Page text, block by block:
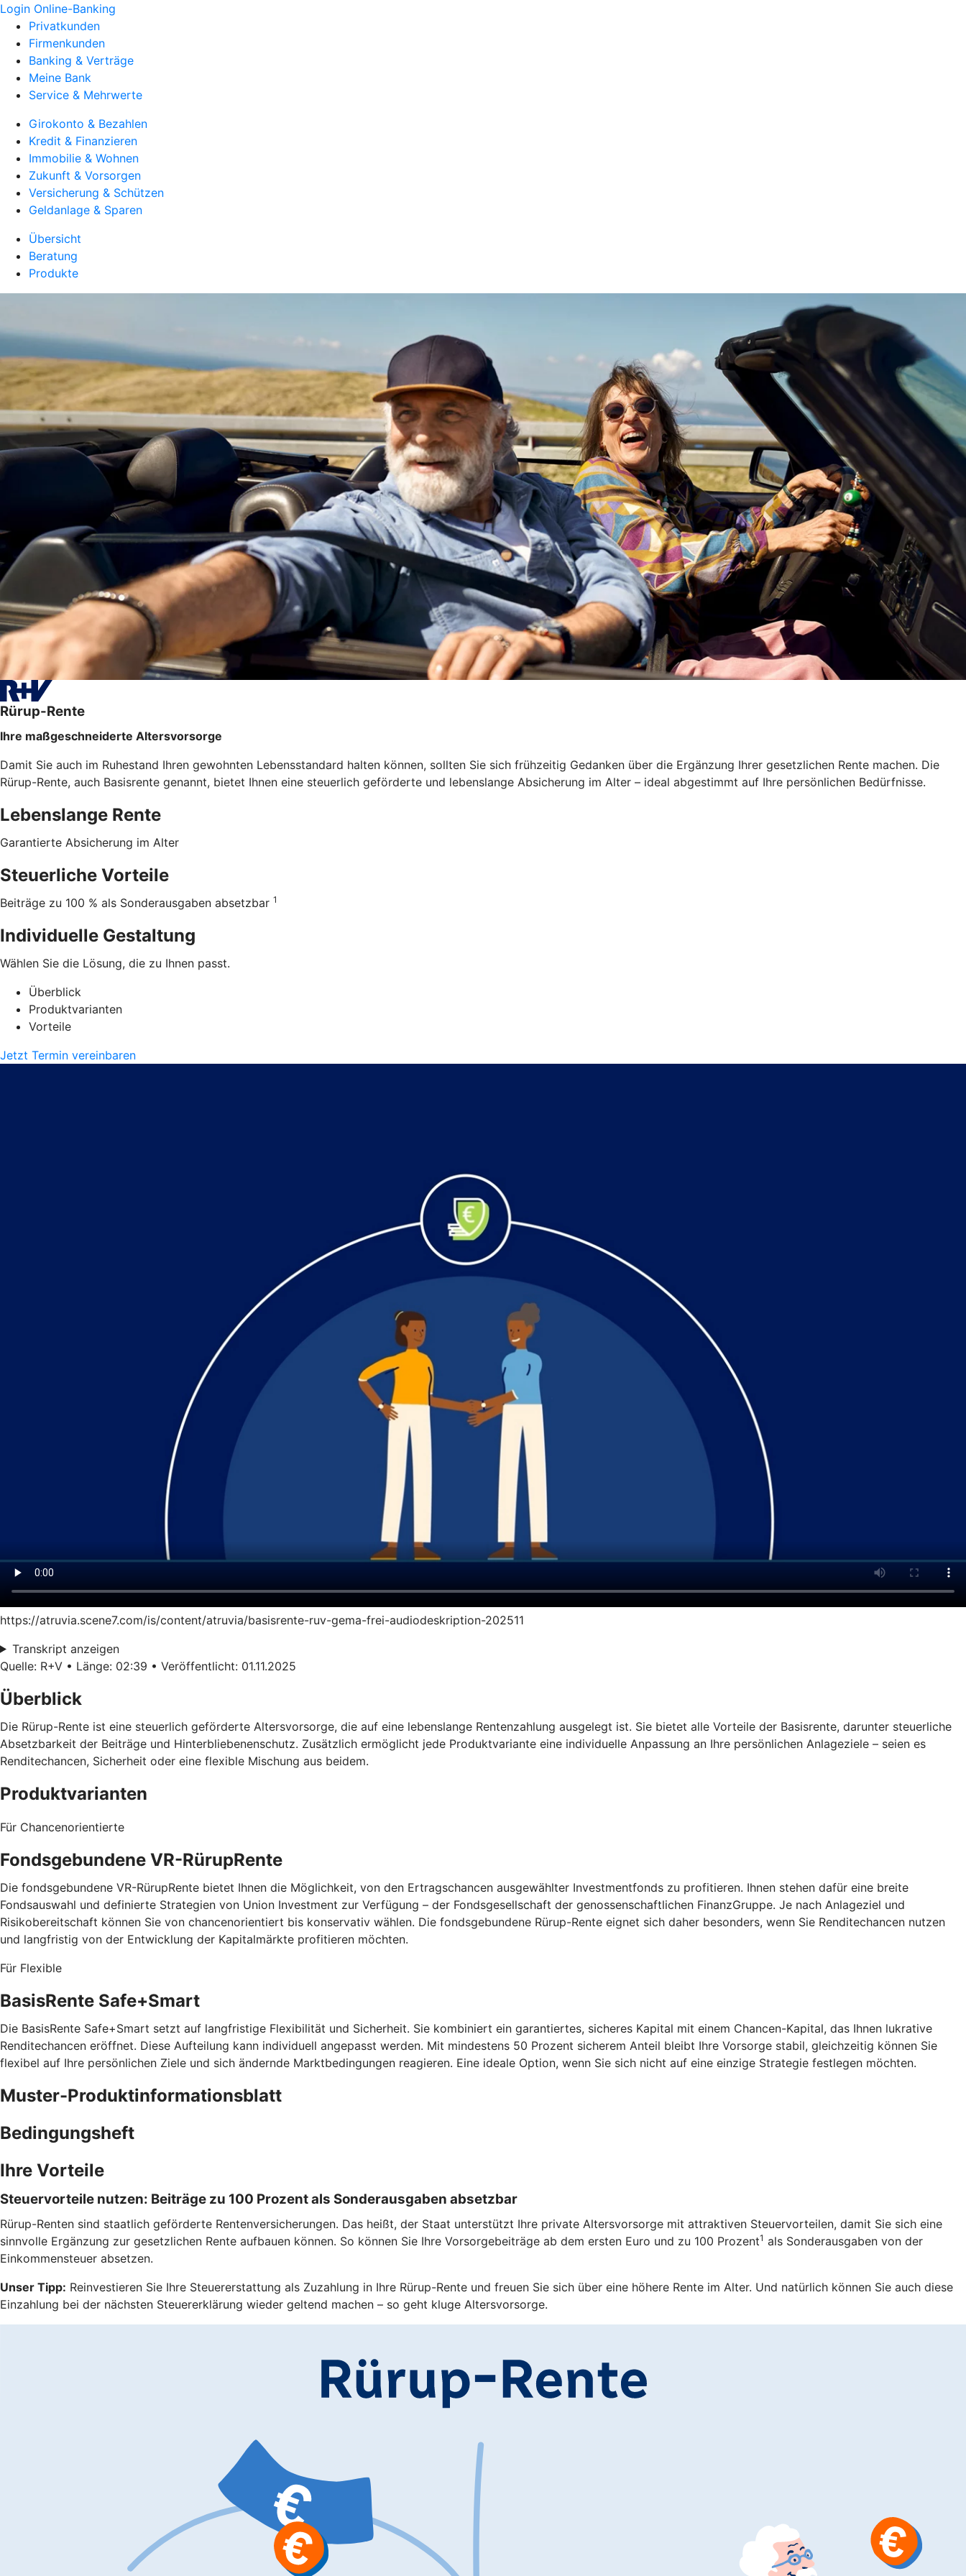
Login Online-Banking
Privatkunden
Firmenkunden
Banking & Verträge
Meine Bank
Service & Mehrwerte
Girokonto & Bezahlen
Kredit & Finanzieren
Immobilie & Wohnen
Zukunft & Vorsorgen
Versicherung & Schützen
Geldanlage & Sparen
Übersicht
Beratung
Produkte
Rürup-Rente
Ihre maßgeschneiderte Altersvorsorge
Damit Sie auch im Ruhestand Ihren gewohnten Lebensstandard halten können, sollten Sie sich frühzeitig Gedanken über die Ergänzung Ihrer gesetzlichen Rente machen. Die
Rürup-Rente, auch Basisrente genannt, bietet Ihnen eine steuerlich geförderte und lebenslange Absicherung im Alter – ideal abgestimmt auf Ihre persönlichen Bedürfnisse.
Lebenslange Rente
Garantierte Absicherung im Alter
Steuerliche Vorteile
Beiträge zu 100 % als Sonderausgaben absetzbar 1
Individuelle Gestaltung
Wählen Sie die Lösung, die zu Ihnen passt.
Überblick
Produktvarianten
Vorteile
Jetzt Termin vereinbaren
https://atruvia.scene7.com/is/content/atruvia/basisrente-ruv-gema-frei-audiodeskription-202511
Transkript anzeigen
Quelle: R+V • Länge: 02:39 • Veröffentlicht: 01.11.2025
Überblick
Die Rürup-Rente ist eine steuerlich geförderte Altersvorsorge, die auf eine lebenslange Rentenzahlung ausgelegt ist. Sie bietet alle Vorteile der Basisrente, darunter steuerliche
Absetzbarkeit der Beiträge und Hinterbliebenenschutz. Zusätzlich ermöglicht jede Produktvariante eine individuelle Anpassung an Ihre persönlichen Anlageziele – seien es
Renditechancen, Sicherheit oder eine flexible Mischung aus beidem.
Produktvarianten
Für Chancenorientierte
Fondsgebundene VR-RürupRente
Die fondsgebundene VR-RürupRente bietet Ihnen die Möglichkeit, von den Ertragschancen ausgewählter Investmentfonds zu profitieren. Ihnen stehen dafür eine breite
Fondsauswahl und definierte Strategien von Union Investment zur Verfügung – der Fondsgesellschaft der genossenschaftlichen FinanzGruppe. Je nach Anlageziel und
Risikobereitschaft können Sie von chancenorientiert bis konservativ wählen. Die fondsgebundene Rürup-Rente eignet sich daher besonders, wenn Sie Renditechancen nutzen
und langfristig von der Entwicklung der Kapitalmärkte profitieren möchten.
Für Flexible
BasisRente Safe+Smart
Die BasisRente Safe+Smart setzt auf langfristige Flexibilität und Sicherheit. Sie kombiniert ein garantiertes, sicheres Kapital mit einem Chancen-Kapital, das Ihnen lukrative
Renditechancen eröffnet. Diese Aufteilung kann individuell angepasst werden. Mit mindestens 50 Prozent sicherem Anteil bleibt Ihre Vorsorge stabil, gleichzeitig können Sie
flexibel auf Ihre persönlichen Ziele und sich ändernde Marktbedingungen reagieren. Eine ideale Option, wenn Sie sich nicht auf eine einzige Strategie festlegen möchten.
Muster-Produktinformationsblatt
Bedingungsheft
Ihre Vorteile
Steuervorteile nutzen: Beiträge zu 100 Prozent als Sonderausgaben absetzbar
Rürup-Renten sind staatlich geförderte Rentenversicherungen. Das heißt, der Staat unterstützt Ihre private Altersvorsorge mit attraktiven Steuervorteilen, damit Sie sich eine
sinnvolle Ergänzung zur gesetzlichen Rente aufbauen können. So können Sie Ihre Vorsorgebeiträge ab dem ersten Euro und zu 100 Prozent1 als Sonderausgaben von der
Einkommensteuer absetzen.
Unser Tipp: Reinvestieren Sie Ihre Steuererstattung als Zuzahlung in Ihre Rürup-Rente und freuen Sie sich über eine höhere Rente im Alter. Und natürlich können Sie auch diese
Einzahlung bei der nächsten Steuererklärung wieder geltend machen – so geht kluge Altersvorsorge.